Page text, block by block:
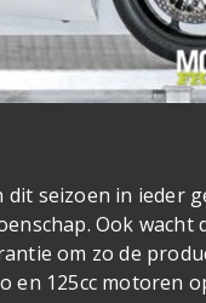
seizoen in ieder
Ook wacht
om zo de
en 125cc motoren